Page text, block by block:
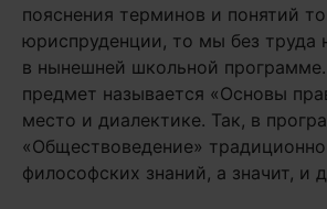
пояснения терминов и понятий
юриспруденции, то мы без труда
в нынешней школьной
предмет называется «Основы
место и диалектике. Так, в
«Обществоведение»
философских знаний, а значит, и